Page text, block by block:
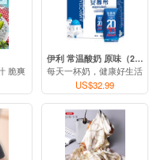
脆爽
伊利 常温酸奶 原味（2箱）
每天一杯奶，健康好生活
US$32.99